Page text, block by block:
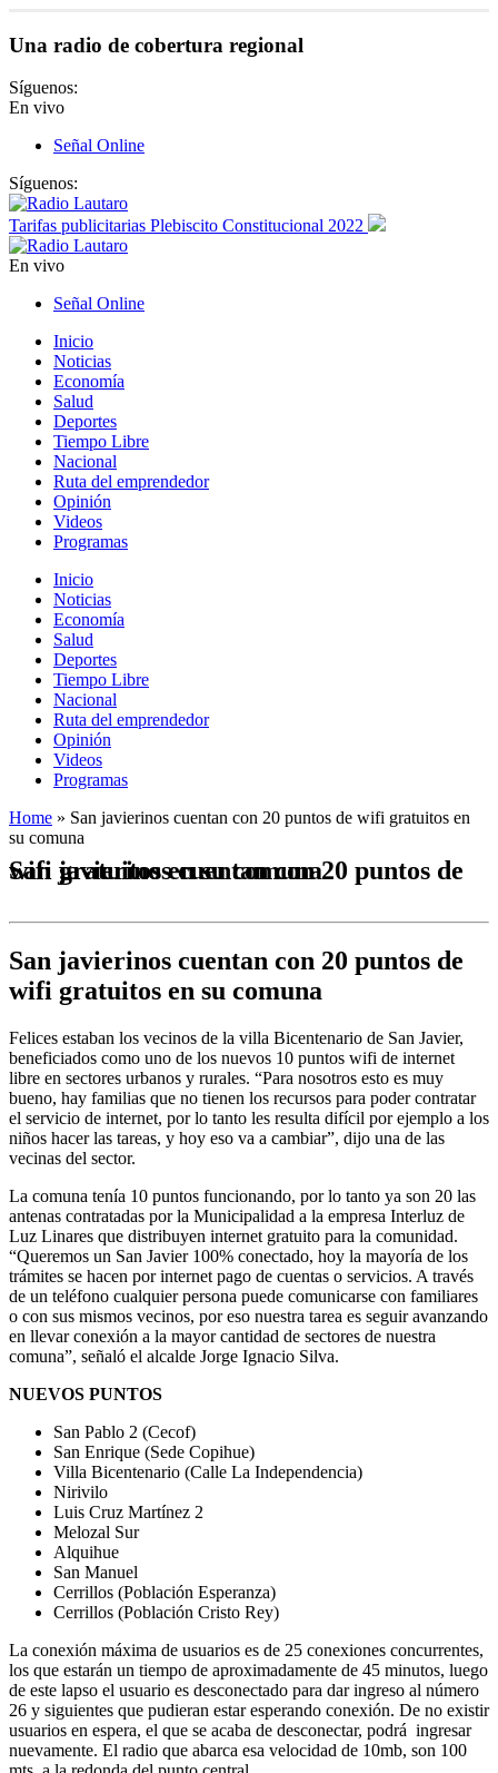
Una radio de cobertura regional
Síguenos:
En vivo
Señal Online
Síguenos:
Tarifas publicitarias Plebiscito Constitucional 2022
En vivo
Señal Online
Inicio
Noticias
Economía
Salud
Deportes
Tiempo Libre
Nacional
Ruta del emprendedor
Opinión
Videos
Programas
Inicio
Noticias
Economía
Salud
Deportes
Tiempo Libre
Nacional
Ruta del emprendedor
Opinión
Videos
Programas
Home » San javierinos cuentan con 20 puntos de wifi gratuitos en
su comuna
San javierinos cuentan con 20 puntos de wifi gratuitos en su comuna
San javierinos cuentan con 20 puntos de
wifi gratuitos en su comuna
Felices estaban los vecinos de la villa Bicentenario de San Javier,
beneficiados como uno de los nuevos 10 puntos wifi de internet
libre en sectores urbanos y rurales. “Para nosotros esto es muy
bueno, hay familias que no tienen los recursos para poder contratar
el servicio de internet, por lo tanto les resulta difícil por ejemplo a los
niños hacer las tareas, y hoy eso va a cambiar”, dijo una de las
vecinas del sector.
La comuna tenía 10 puntos funcionando, por lo tanto ya son 20 las
antenas contratadas por la Municipalidad a la empresa Interluz de
Luz Linares que distribuyen internet gratuito para la comunidad.
“Queremos un San Javier 100% conectado, hoy la mayoría de los
trámites se hacen por internet pago de cuentas o servicios. A través
de un teléfono cualquier persona puede comunicarse con familiares
o con sus mismos vecinos, por eso nuestra tarea es seguir avanzando
en llevar conexión a la mayor cantidad de sectores de nuestra
comuna”, señaló el alcalde Jorge Ignacio Silva.
NUEVOS PUNTOS
San Pablo 2 (Cecof)
San Enrique (Sede Copihue)
Villa Bicentenario (Calle La Independencia)
Nirivilo
Luis Cruz Martínez 2
Melozal Sur
Alquihue
San Manuel
Cerrillos (Población Esperanza)
Cerrillos (Población Cristo Rey)
La conexión máxima de usuarios es de 25 conexiones concurrentes,
los que estarán un tiempo de aproximadamente de 45 minutos, luego
de este lapso el usuario es desconectado para dar ingreso al número
26 y siguientes que pudieran estar esperando conexión. De no existir
usuarios en espera, el que se acaba de desconectar, podrá ingresar
nuevamente. El radio que abarca esa velocidad de 10mb, son 100